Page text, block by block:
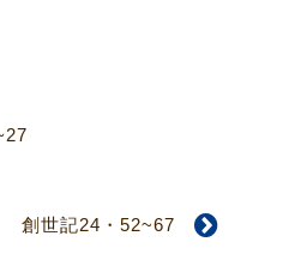
創世記24・52~67